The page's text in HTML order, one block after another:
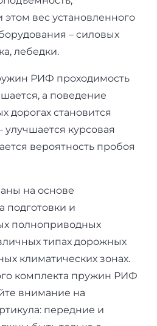
вес установленного
– силовых
лебедки.
РИФ проходимость
а поведение
дорогах становится
курсовая
вероятность пробоя
на основе
подготовки и
полноприводных
типах дорожных
климатических зонах.
комплекта пружин РИФ
внимание на
передние и